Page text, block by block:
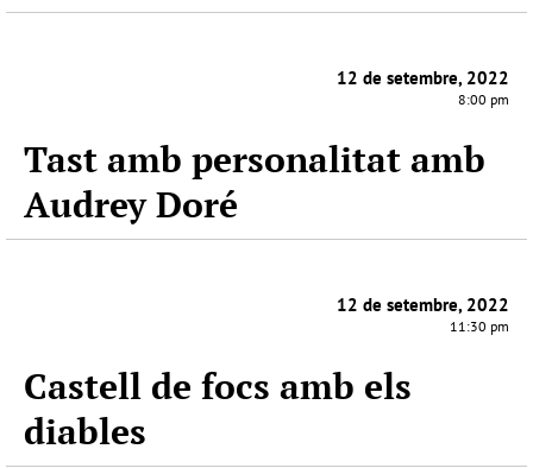
12 de setembre, 2022
8:00 pm
Tast amb personalitat amb
Audrey Doré
12 de setembre, 2022
11:30 pm
Castell de focs amb els
diables